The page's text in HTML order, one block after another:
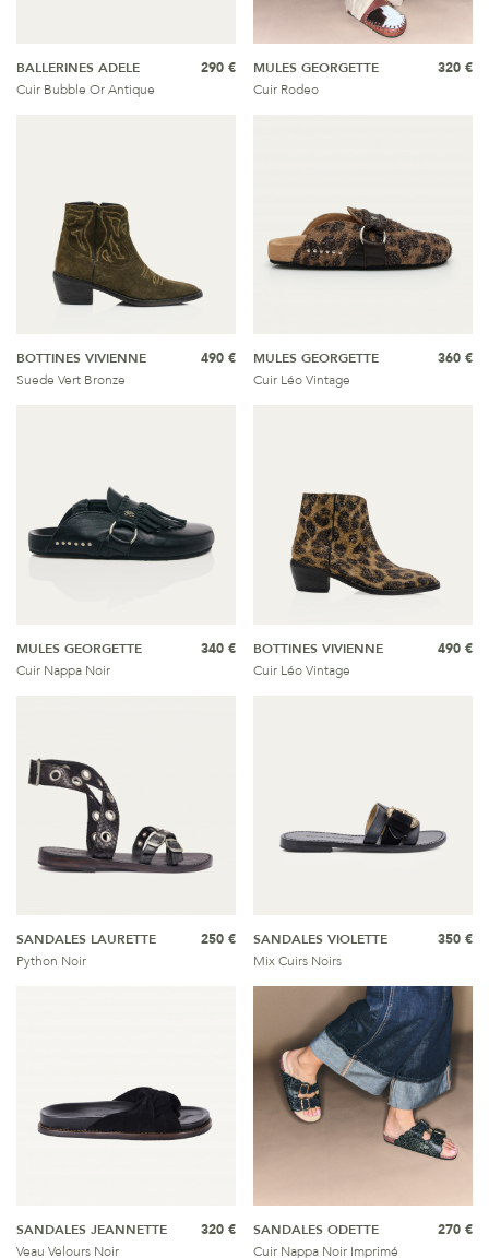
BALLERINES ADELE
Cuir Bubble Or Antique
290 €
MULES GEORGETTE
Cuir Rodeo
320 €
BOTTINES VIVIENNE
Suede Vert Bronze
490 €
MULES GEORGETTE
Cuir Léo Vintage
360 €
MULES GEORGETTE
Cuir Nappa Noir
340 €
BOTTINES VIVIENNE
Cuir Léo Vintage
490 €
SANDALES LAURETTE
Python Noir
250 €
SANDALES VIOLETTE
Mix Cuirs Noirs
350 €
SANDALES JEANNETTE
Veau Velours Noir
320 €
SANDALES ODETTE
Cuir Nappa Noir Imprimé
270 €